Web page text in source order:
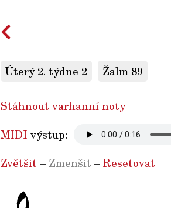
Úterý 2. týdne 2 Žalm 89
Stáhnout varhanní noty
MIDI výstup:
Zvětšit – Zmenšit –Resetovat